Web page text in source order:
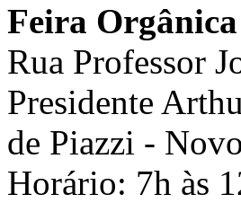
Feira
Rua Professor
Presidente
de Piazzi -
Horário: 7h às